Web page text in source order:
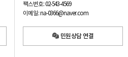
팩스번호: 02-543-4569
이메일: na-0366@naver.com
민원상담 연결